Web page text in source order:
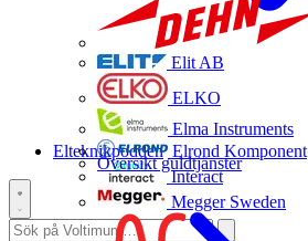
Elit AB
ELKO
Elma Instruments
Elrond Komponent
Interact
Megger Sweden
Översikt guldtjänster
Elteknikpodden